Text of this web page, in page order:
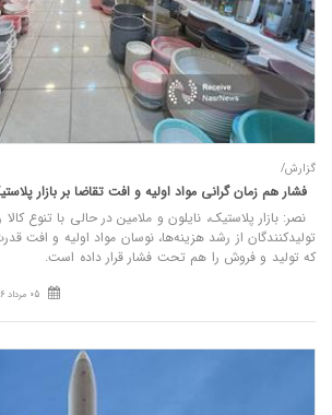
گزارش/
فشار هم‌ زمان گرانی مواد اولیه و افت تقاضا بر بازار
نصر: بازار پلاستیک، نایلون و ملامین در حالی با تنوع
تولیدکنندگان از رشد هزینه‌ها، نوسان مواد اولیه و افت
که تولید و فروش را هم تحت فشار قرار داده است.
05 مرداد 16